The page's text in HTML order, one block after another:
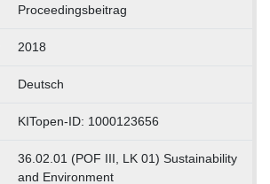
Proceedingsbeitrag
2018
Deutsch
KITopen-ID: 1000123656
36.02.01 (POF III, LK 01) Sustainability
and Environment